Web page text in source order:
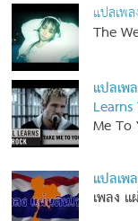
แปลเพ
The
แปลเพ
Me To
แปลเพ
เพลง